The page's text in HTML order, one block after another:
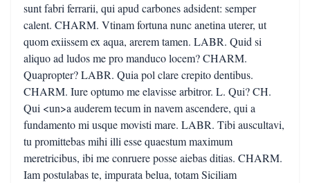
sunt fabri ferrarii, qui apud carbones adsident: semper
calent. CHARM. Vtinam fortuna nunc anetina uterer, ut
quom exiissem ex aqua, arerem tamen. LABR. Quid si
aliquo ad ludos me pro manduco locem? CHARM.
Quapropter? LABR. Quia pol clare crepito dentibus.
CHARM. Iure optumo me elavisse arbitror. L. Qui? CH.
Qui <un>a auderem tecum in navem ascendere, qui a
fundamento mi usque movisti mare. LABR. Tibi auscultavi,
tu promittebas mihi illi esse quaestum maximum
meretricibus, ibi me conruere posse aiebas ditias. CHARM.
Iam postulabas te, impurata belua, totam Siciliam